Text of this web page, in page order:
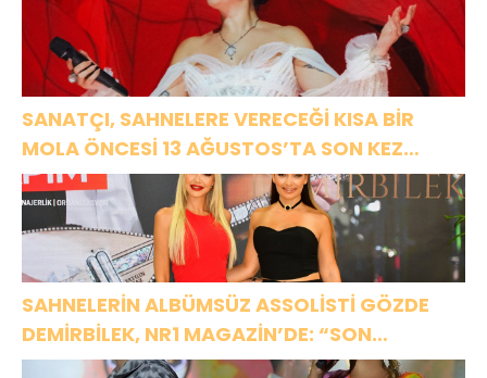
SANATÇI, SAHNELERE VERECEĞİ KISA BİR
MOLA ÖNCESİ 13 AĞUSTOS’TA SON KEZ
HARBİYE’DE OLACAK!
SAHNELERİN ALBÜMSÜZ ASSOLİSTİ GÖZDE
DEMİRBİLEK, NR1 MAGAZİN’DE: “SON
ASSOLİST OLARAK VAR OLACAĞIM!”